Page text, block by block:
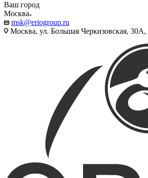
Ваш город
Москва
msk@eriogroup.ru
Москва, ул. Большая Черкизовская, 30А,